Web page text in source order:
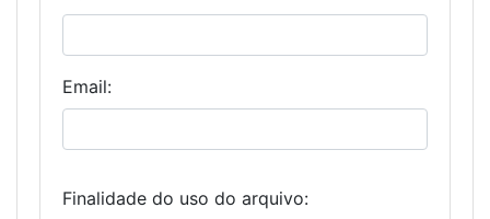
Email:
Finalidade do uso do arquivo: